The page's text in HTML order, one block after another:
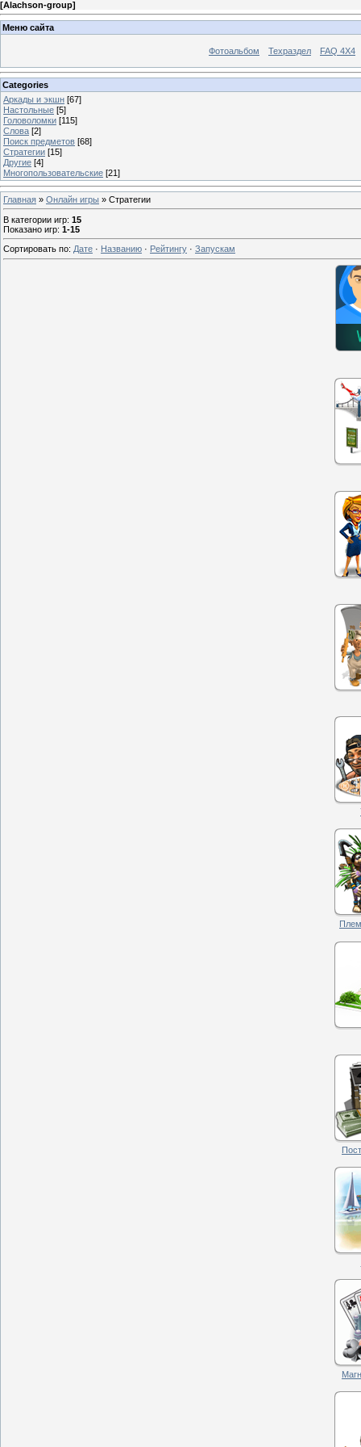
[Alachson-group]
Меню сайта
Фотоальбом Техраздел FAQ 4X4
Categories
Аркады и экшн [67]
Настольные [5]
Головоломки [115]
Слова [2]
Поиск предметов [68]
Стратегии [15]
Другие [4]
Многопользовательские [21]
Главная » Онлайн игры » Стратегии
В категории игр: 15
Показано игр: 1-15
Сортировать по: Дате · Названию · Рейтингу · Запускам